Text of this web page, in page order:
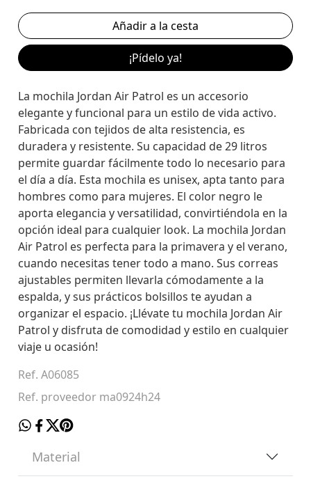
¡Pídelo ya!
La mochila Jordan Air Patrol es un accesorio
elegante y funcional para un estilo de vida activo.
Fabricada con tejidos de alta resistencia, es
duradera y resistente. Su capacidad de 29 litros
permite guardar fácilmente todo lo necesario para
el día a día. Esta mochila es unisex, apta tanto para
hombres como para mujeres. El color negro le
aporta elegancia y versatilidad, convirtiéndola en la
opción ideal para cualquier look. La mochila Jordan
Air Patrol es perfecta para la primavera y el verano,
cuando necesitas tener todo a mano. Sus correas
ajustables permiten llevarla cómodamente a la
espalda, y sus prácticos bolsillos te ayudan a
organizar el espacio. ¡Llévate tu mochila Jordan Air
Patrol y disfruta de comodidad y estilo en cualquier
viaje u ocasión!
Ref. A06085
Ref. proveedor ma0924h24
Material